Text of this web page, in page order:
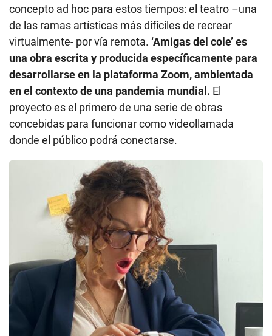
concepto ad hoc para estos tiempos: el teatro –una
de las ramas artísticas más difíciles de recrear
virtualmente- por vía remota. ‘Amigas del cole’ es
una obra escrita y producida específicamente para
desarrollarse en la plataforma Zoom, ambientada
en el contexto de una pandemia mundial. El
proyecto es el primero de una serie de obras
concebidas para funcionar como videollamada
donde el público podrá conectarse.